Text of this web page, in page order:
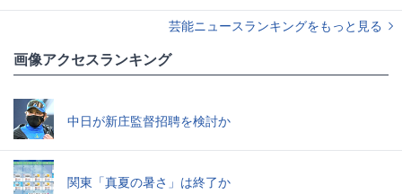
芸能ニュースランキングをもっと見る
画像アクセスランキング
中日が新庄監督招聘を検討か
関東「真夏の暑さ」は終了か